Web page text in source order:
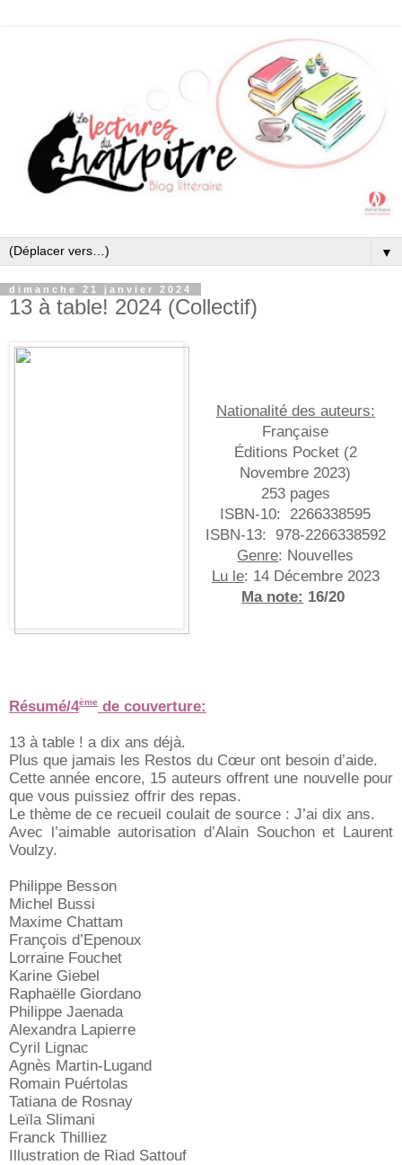
▼
dimanche 21 janvier 2024
13 à table! 2024 (Collectif)
Nationalité des auteurs:
Française
Éditions Pocket (2
Novembre 2023)
253 pages
ISBN-10: 2266338595
ISBN-13: 978-2266338592
Genre: Nouvelles
Lu le: 14 Décembre 2023
Ma note: 16/20
Résumé/4ème de couverture:
13 à table ! a dix ans déjà.
Plus que jamais les Restos du Cœur ont besoin d’aide.
Cette année encore, 15 auteurs offrent une nouvelle pour
que vous puissiez offrir des repas.
Le thème de ce recueil coulait de source : J’ai dix ans.
Avec l’aimable autorisation d’Alain Souchon et Laurent
Voulzy.
Philippe Besson
Michel Bussi
Maxime Chattam
François d’Epenoux
Lorraine Fouchet
Karine Giebel
Raphaëlle Giordano
Philippe Jaenada
Alexandra Lapierre
Cyril Lignac
Agnès Martin-Lugand
Romain Puértolas
Tatiana de Rosnay
Leïla Slimani
Franck Thilliez
Illustration de Riad Sattouf